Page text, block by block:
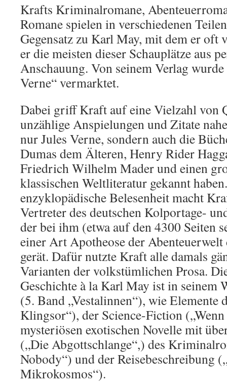
Krafts Kriminalromane,
Romane spielen in verschiedenen
Gegensatz zu Karl May, mit dem er oft
er die meisten dieser Schauplätze aus
Anschauung. Von seinem Verlag wurde
Verne“ vermarktet.
Dabei griff Kraft auf eine Vielzahl von
unzählige Anspielungen und Zitate
nur Jules Verne, sondern auch die
Dumas dem Älteren, Henry Rider
Friedrich Wilhelm Mader und einen
klassischen Weltliteratur gekannt
enzyklopädische Belesenheit macht
Vertreter des deutschen Kolportage-
der bei ihm (etwa auf den 4300 Seiten
einer Art Apotheose der Abenteuerwelt
gerät. Dafür nutzte Kraft alle damals
Varianten der volkstümlichen Prosa.
Geschichte à la Karl May ist in seinem
(5. Band „Vestalinnen“), wie Elemente
Klingsor“), der Science-Fiction
mysteriösen exotischen Novelle mit
(„Die Abgottschlange“,) des
Nobody“) und der Reisebeschreibung
Mikrokosmos“).